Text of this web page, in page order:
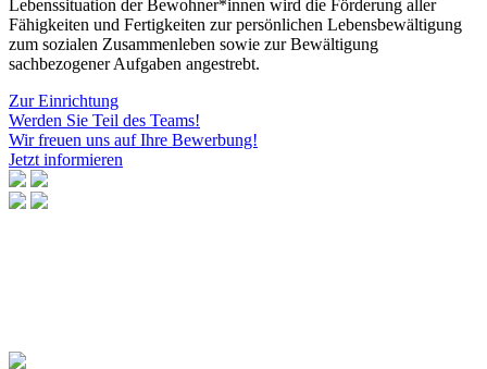
Lebenssituation der Bewohner*innen wird die Förderung aller
Fähigkeiten und Fertigkeiten zur persönlichen Lebensbewältigung
zum sozialen Zusammenleben sowie zur Bewältigung
sachbezogener Aufgaben angestrebt.
Zur Einrichtung
Werden Sie Teil des Teams!
Wir freuen uns auf Ihre Bewerbung!
Jetzt informieren